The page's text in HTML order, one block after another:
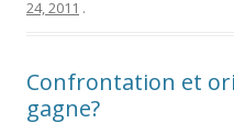
24, 2011 .
Confrontation et
gagne?